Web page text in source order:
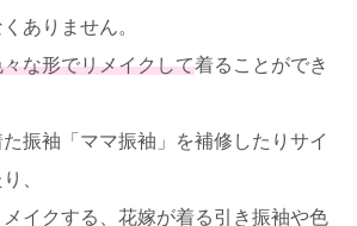
ありません。
な形でリメイクして着ることができ
振袖「ママ振袖」を補修したりサイ
、
イクする、花嫁が着る引き振袖や色